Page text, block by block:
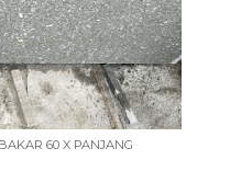
60 X PANJANG